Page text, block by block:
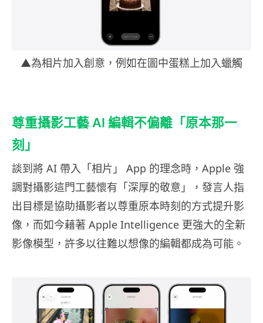
▲為相片加入創意，例如在圖中蛋糕上加入蠟觸
尊重攝影工藝 AI 編輯不偏離「原本那一
刻」
談到將 AI 帶入「相片」 App 的理念時，Apple 強
調對攝影這門工藝懷有「深厚的敬意」，發言人指
出目標是協助攝影者以尊重原本時刻的方式提升影
像，而如今藉著 Apple Intelligence 更強大的全新
影像模型，許多以往難以想像的編輯都成為可能。